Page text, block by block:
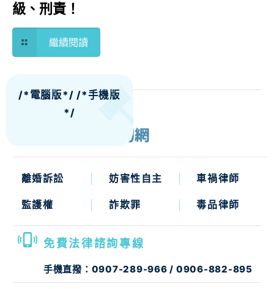
級、刑責！
繼續閱讀
/*電腦版*//*手機版
*/
離婚訴訟 妨害性自主 車禍律師
監護權 詐欺罪 毒品律師
免費法律諮詢專線
手機直撥： 0907-289-966 / 0906-882-895